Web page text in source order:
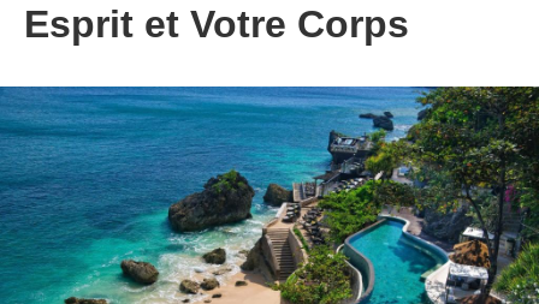
Esprit et Votre Corps